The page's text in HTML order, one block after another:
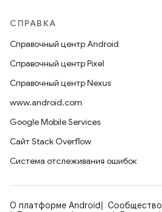
СПРАВКА
Справочный центр Android
Справочный центр Pixel
Справочный центр Nexus
www.android.com
Google Mobile Services
Сайт Stack Overflow
Система отслеживания ошибок
О платформе Android
Сообщество